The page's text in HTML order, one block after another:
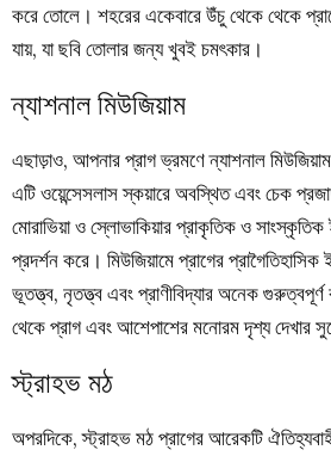
করে তোলে। শহরের একেবারে উঁচু থেকে থেকে
যায়, যা ছবি তোলার জন্য খুবই চমৎকার।
ন্যাশনাল মিউজিয়াম
এছাড়াও, আপনার প্রাগ ভ্রমণে ন্যাশনাল
এটি ওয়েন্সেসলাস স্কয়ারে অবস্থিত এবং চেক
মোরাভিয়া ও স্লোভাকিয়ার প্রাকৃতিক ও সাংস্কৃতিক
প্রদর্শন করে। মিউজিয়ামে প্রাগের
ভূতত্ত্ব, নৃতত্ত্ব এবং প্রাণীবিদ্যার অনেক
থেকে প্রাগ এবং আশেপাশের মনোরম দৃশ্য দেখার
স্ট্রাহভ মঠ
অপরদিকে, স্ট্রাহভ মঠ প্রাগের আরেকটি